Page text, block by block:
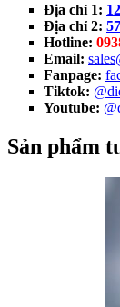
Địa chỉ 1:
Địa chỉ 2:
Hotline:
Email:
Fanpage:
Tiktok:
Youtube:
Sản phẩm